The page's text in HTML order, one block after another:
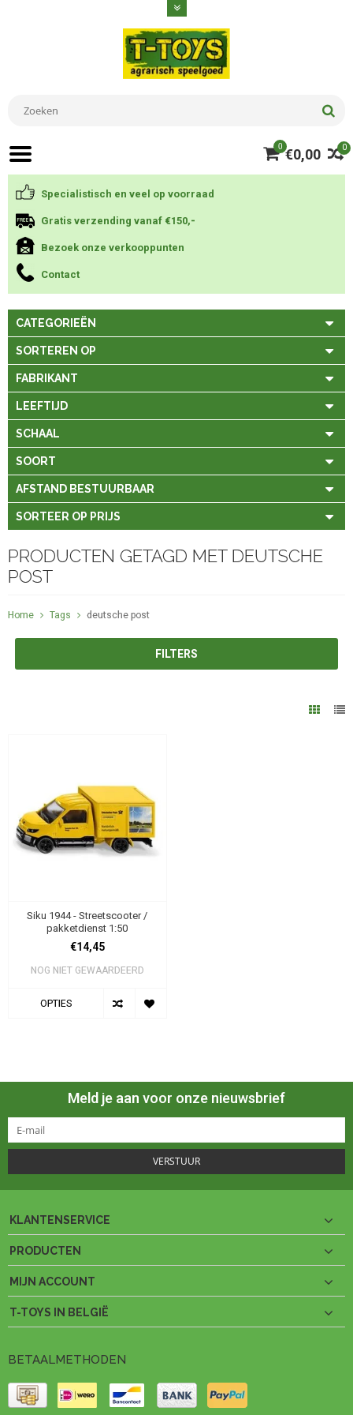
0
0 €0,00
Specialistisch en veel op voorraad
Gratis verzending vanaf €150,-
Bezoek onze verkooppunten
Contact
CATEGORIEËN
SORTEREN OP
FABRIKANT
LEEFTIJD
SCHAAL
SOORT
AFSTAND BESTUURBAAR
SORTEER OP PRIJS
PRODUCTEN GETAGD MET DEUTSCHE
POST
Home Tags deutsche post
FILTERS
Siku 1944 - Streetscooter /
pakketdienst 1:50
€14,45
NOG NIET GEWAARDEERD
OPTIES
Meld je aan voor onze nieuwsbrief
VERSTUUR
KLANTENSERVICE
PRODUCTEN
MIJN ACCOUNT
T-TOYS IN BELGIË
BETAALMETHODEN